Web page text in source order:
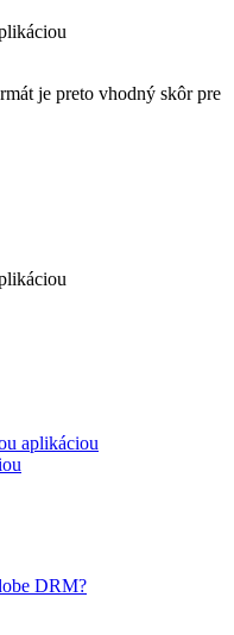
je preto vhodný skôr pre
aplikáciou
DRM?